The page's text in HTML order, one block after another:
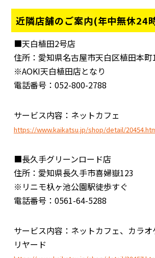
近隣店舗のご案内(年中無休24
■天白植田2号店
住所：愛知県名古屋市天白区植田本町
※AOKI天白植田店となり
電話番号：052-800-2788
サービス内容：ネットカフェ
https://www.kaikatsu.jp/shop/detail/
■長久手グリーンロード店
住所：愛知県長久手市喜婦嶽123
※リニモ杁ヶ池公園駅徒歩すぐ
電話番号：0561-64-5288
サービス内容：ネットカフェ、カラオ
リヤード